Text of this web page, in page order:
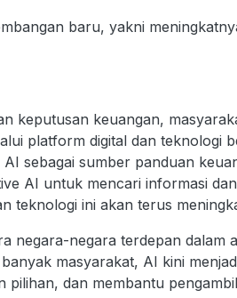
baru, yakni
keputusan keuangan,
platform digital dan teknologi
sebagai sumber panduan
AI untuk mencari informasi
teknologi ini akan terus
negara-negara terdepan dalam
masyarakat, AI kini
pilihan, dan membantu